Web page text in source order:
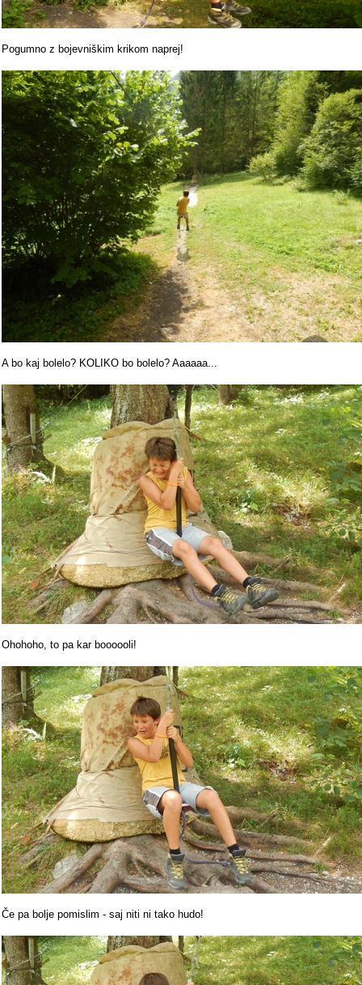
Pogumno z bojevniškim krikom naprej!
A bo kaj bolelo? KOLIKO bo bolelo? Aaaaaa...
Ohohoho, to pa kar boooooli!
Če pa bolje pomislim - saj niti ni tako hudo!